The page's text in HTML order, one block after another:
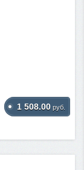
1 508.00 руб.